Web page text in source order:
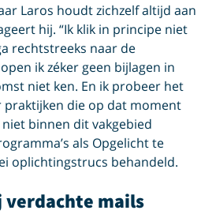
Laros houdt zichzelf altijd aan
hij. “Ik klik in principe niet
rechtstreeks naar de
ik zéker geen bijlagen in
niet ken. En ik probeer het
praktijken die op dat moment
binnen dit vakgebied
als Opgelicht te
oplichtingstrucs behandeld.
mails